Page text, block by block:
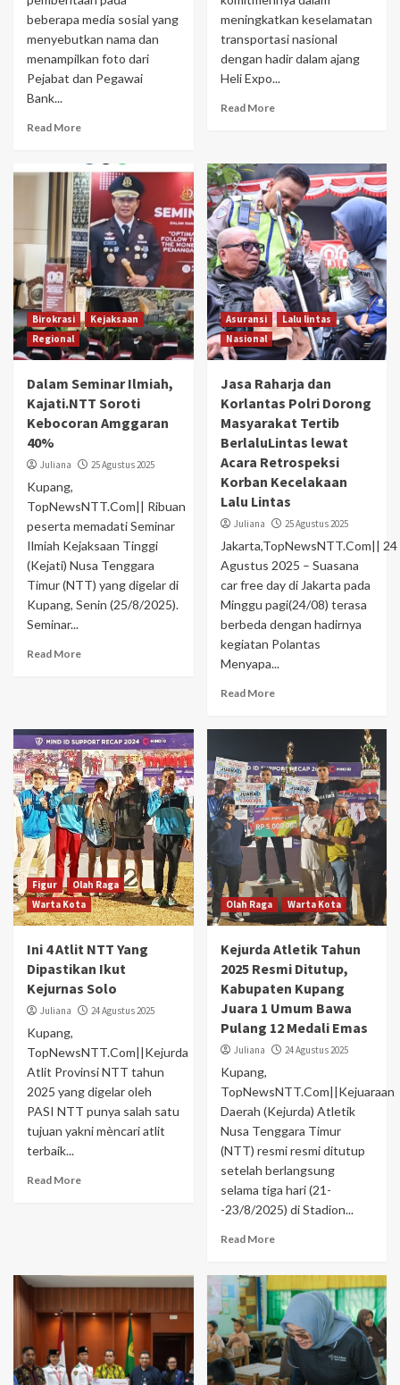
beberapa media sosial yang
menyebutkan nama dan
menampilkan foto dari
Pejabat dan Pegawai
Bank...
Read More
meningkatkan keselamatan
transportasi nasional
dengan hadir dalam ajang
Heli Expo...
Read More
Birokrasi
Kejaksaan
Regional
Dalam Seminar Ilmiah,
Kajati.NTT Soroti
Kebocoran Amggaran
40%
Juliana 25 Agustus 2025
Kupang,
TopNewsNTT.Com|| Ribuan
peserta memadati Seminar
Ilmiah Kejaksaan Tinggi
(Kejati) Nusa Tenggara
Timur (NTT) yang digelar di
Kupang, Senin (25/8/2025).
Seminar...
Read More
Asuransi
Lalu lintas
Nasional
Jasa Raharja dan
Korlantas Polri Dorong
Masyarakat Tertib
BerlaluLintas lewat
Acara Retrospeksi
Korban Kecelakaan
Lalu Lintas
Juliana 25 Agustus 2025
Jakarta,TopNewsNTT.Com|| 24
Agustus 2025 – Suasana
car free day di Jakarta pada
Minggu pagi(24/08) terasa
berbeda dengan hadirnya
kegiatan Polantas
Menyapa...
Read More
Figur
Olah Raga
Warta Kota
Ini 4 Atlit NTT Yang
Dipastikan Ikut
Kejurnas Solo
Juliana 24 Agustus 2025
Kupang,
TopNewsNTT.Com||Kejurda
Atlit Provinsi NTT tahun
2025 yang digelar oleh
PASI NTT punya salah satu
tujuan yakni mèncari atlit
terbaik...
Read More
Olah Raga Warta Kota
Kejurda Atletik Tahun
2025 Resmi Ditutup,
Kabupaten Kupang
Juara 1 Umum Bawa
Pulang 12 Medali Emas
Juliana 24 Agustus 2025
Kupang,
TopNewsNTT.Com||Kejuaraan
Daerah (Kejurda) Atletik
Nusa Tenggara Timur
(NTT) resmi resmi ditutup
setelah berlangsung
selama tiga hari (21-
-23/8/2025) di Stadion...
Read More